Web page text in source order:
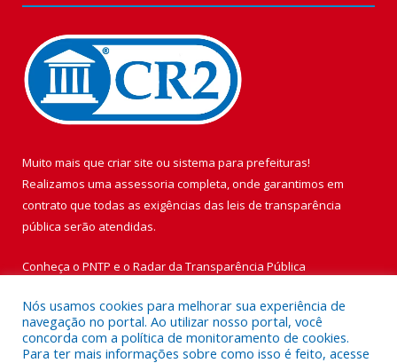
Muito mais que criar site ou sistema para prefeituras!
Realizamos uma assessoria completa, onde garantimos em
contrato que todas as exigências das leis de transparência
pública serão atendidas.
Conheça o PNTP e o Radar da Transparência Pública
Todos os direitos reservados a Prefeitura Municipal de Vigia de
Nós usamos cookies para melhorar sua experiência de
navegação no portal. Ao utilizar nosso portal, você
concorda com a política de monitoramento de cookies.
Para ter mais informações sobre como isso é feito, acesse